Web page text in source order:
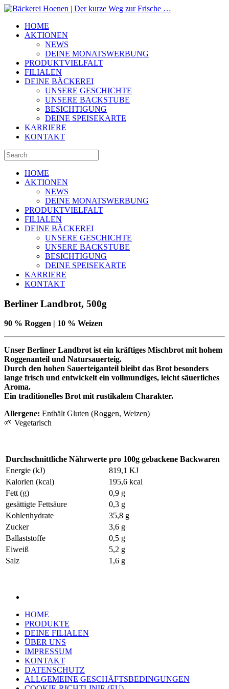
HOME
AKTIONEN
NEWS
DEINE MONATSWERBUNG
PRODUKTVIELFALT
FILIALEN
DEINE BÄCKEREI
UNSERE GESCHICHTE
UNSERE BACKSTUBE
BESICHTIGUNG
DEINE SPEISEKARTE
KARRIERE
KONTAKT
HOME
AKTIONEN
NEWS
DEINE MONATSWERBUNG
PRODUKTVIELFALT
FILIALEN
DEINE BÄCKEREI
UNSERE GESCHICHTE
UNSERE BACKSTUBE
BESICHTIGUNG
DEINE SPEISEKARTE
KARRIERE
KONTAKT
Berliner Landbrot, 500g
90 % Roggen | 10 % Weizen
Unser Berliner Landbrot ist ein kräftiges Mischbrot mit hohem
Roggenanteil und Natursauerteig.
Durch den hohen Sauerteiganteil bleibt das Brot besonders
lange frisch und entwickelt ein vollmundiges, leicht säuerliches
Aroma.
Ein traditionelles Brot mit rustikalem Charakter.
Allergene: Enthält Gluten (Roggen, Weizen)
🌱 Vegetarisch
Durchschnittliche Nährwerte pro 100g gebackene Backwaren
Energie (kJ)
819,1 KJ
Kalorien (kcal)
195,6 kcal
Fett (g)
0,9 g
gesättigte Fettsäure
0,3 g
Kohlenhydrate
35,8 g
Zucker
3,6 g
Ballaststoffe
0,5 g
Eiweiß
5,2 g
Salz
1,6 g
HOME
PRODUKTE
DEINE FILIALEN
ÜBER UNS
IMPRESSUM
KONTAKT
DATENSCHUTZ
ALLGEMEINE GESCHÄFTSBEDINGUNGEN